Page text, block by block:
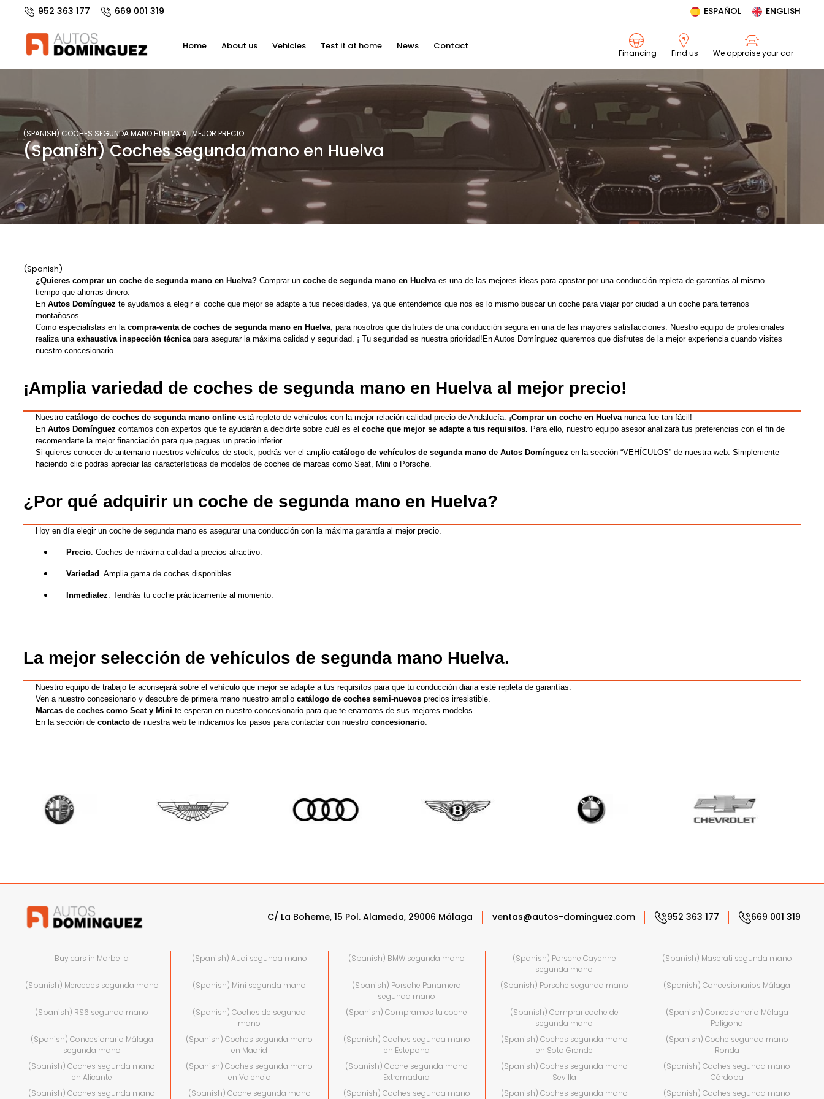
952 363 177 669 001 319 ESPAÑOL ENGLISH
Home About us Vehicles Test it at home News Contact
Financing Find us We appraise your car
(SPANISH) COCHES SEGUNDA MANO HUELVA AL MEJOR PRECIO
(Spanish) Coches segunda mano en Huelva
(Spanish)
¿Quieres comprar un coche de segunda mano en Huelva? Comprar un coche de segunda mano en Huelva es una de las mejores ideas para apostar por una conducción repleta de garantías al mismo
tiempo que ahorras dinero.
En Autos Domínguez te ayudamos a elegir el coche que mejor se adapte a tus necesidades, ya que entendemos que nos es lo mismo buscar un coche para viajar por ciudad a un coche para terrenos
montañosos.
Como especialistas en la compra-venta de coches de segunda mano en Huelva, para nosotros que disfrutes de una conducción segura en una de las mayores satisfacciones. Nuestro equipo de profesionales
realiza una exhaustiva inspección técnicapara asegurar la máxima calidad y seguridad. ¡ Tu seguridad es nuestra prioridad!En Autos Domínguez queremos que disfrutes de la mejor experiencia cuando visites
nuestro concesionario.
¡Amplia variedad de coches de segunda mano en Huelva al mejor precio!
Nuestro catálogo de coches de segunda mano online está repleto de vehículos con la mejor relación calidad-precio de Andalucía. ¡Comprar un coche en Huelva nunca fue tan fácil!
En Autos Domínguez contamos con expertos que te ayudarán a decidirte sobre cuál es el coche que mejor se adapte a tus requisitos. Para ello, nuestro equipo asesor analizará tus preferencias con el fin de
recomendarte la mejor financiación para que pagues un precio inferior.
Si quieres conocer de antemano nuestros vehículos de stock, podrás ver el amplio catálogo de vehículos de segunda mano de Autos Domínguez en la sección “VEHÍCULOS” de nuestra web. Simplemente
haciendo clic podrás apreciar las características de modelos de coches de marcas como Seat, Mini o Porsche.
¿Por qué adquirir un coche de segunda mano en Huelva?
Hoy en día elegir un coche de segunda mano es asegurar una conducción con la máxima garantía al mejor precio.
Precio. Coches de máxima calidad a precios atractivo.
Variedad . Amplia gama de coches disponibles.
Inmediatez. Tendrás tu coche prácticamente al momento.
La mejor selección de vehículos de segunda mano Huelva.
Nuestro equipo de trabajo te aconsejará sobre el vehículo que mejor se adapte a tus requisitos para que tu conducción diaria esté repleta de garantías.
Ven a nuestro concesionario y descubre de primera mano nuestro amplio catálogo de coches semi-nuevos precios irresistible.
Marcas de coches como Seat y Mini te esperan en nuestro concesionario para que te enamores de sus mejores modelos.
En la sección de contacto de nuestra web te indicamos los pasos para contactar con nuestro concesionario.
C/ La Boheme, 15 Pol. Alameda, 29006 Málaga ventas@autos-dominguez.com 952 363 177 669 001 319
Buy cars in Marbella (Spanish) Audi segunda mano (Spanish) BMW segunda mano
(Spanish) Porsche Cayenne
segunda mano
(Spanish) Maserati segunda mano
(Spanish) Mercedes segunda mano (Spanish) Mini segunda mano
(Spanish) Porsche Panamera
segunda mano
(Spanish) Porsche segunda mano (Spanish) Concesionarios Málaga
(Spanish) RS6 segunda mano
(Spanish) Coches de segunda
mano
(Spanish) Compramos tu coche
(Spanish) Comprar coche de
segunda mano
(Spanish) Concesionario Málaga
Polígono
(Spanish) Concesionario Málaga
segunda mano
(Spanish) Coches segunda mano
en Madrid
(Spanish) Coches segunda mano
en Estepona
(Spanish) Coches segunda mano
en Soto Grande
(Spanish) Coche segunda mano
Ronda
(Spanish) Coches segunda mano
en Alicante
(Spanish) Coches segunda mano
en Valencia
(Spanish) Coche segunda mano
Extremadura
(Spanish) Coches segunda mano
Sevilla
(Spanish) Coches segunda mano
Córdoba
(Spanish) Coches segunda mano
(Spanish) Coche segunda mano (Spanish) Coches segunda mano (Spanish) Coches segunda mano (Spanish) Coches segunda mano